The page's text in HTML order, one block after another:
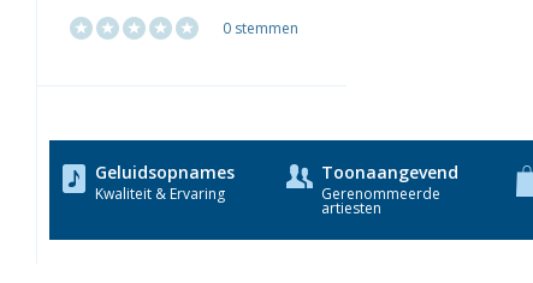
0 stemmen
Geluidsopnames
Kwaliteit & Ervaring
Toonaangevend
Gerenommeerde
artiesten